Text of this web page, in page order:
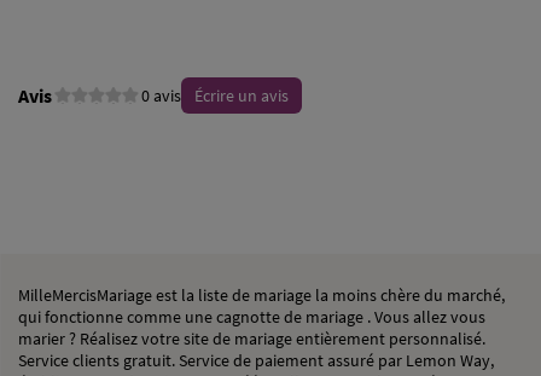
Avis 0 avis Écrire un avis
MilleMercisMariage est la liste de mariage la moins chère du marché,
qui fonctionne comme une cagnotte de mariage . Vous allez vous
marier ? Réalisez votre site de mariage entièrement personnalisé.
Service clients gratuit. Service de paiement assuré par Lemon Way,